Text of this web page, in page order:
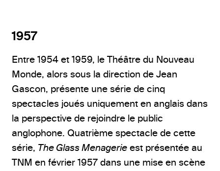
1957
Entre 1954 et 1959, le Théâtre du Nouveau
Monde, alors sous la direction de Jean
Gascon, présente une série de cinq
spectacles joués uniquement en anglais dans
la perspective de rejoindre le public
anglophone. Quatrième spectacle de cette
série, The Glass Menagerie est présentée au
TNM en février 1957 dans une mise en scène